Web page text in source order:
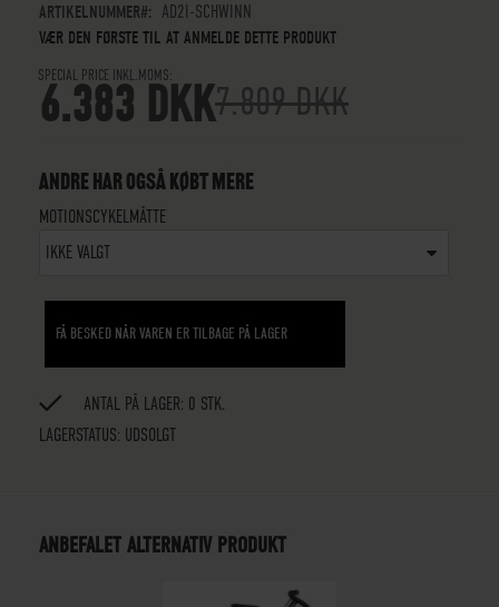
ARTIKELNUMMER
AD2I-SCHWINN
VÆR DEN FØRSTE TIL AT ANMELDE DETTE PRODUKT
SPECIAL PRICE INKL.MOMS
6.383 DKK7.809 DKK
ANDRE HAR OGSÅ KØBT MERE
MOTIONSCYKELMÅTTE
IKKE VALGT
FÅ BESKED NÅR VAREN ER TILBAGE PÅ LAGER
LAGERSTATUS: UDSOLGT
ANTAL PÅ LAGER: 0 STK.
ANBEFALET ALTERNATIV PRODUKT